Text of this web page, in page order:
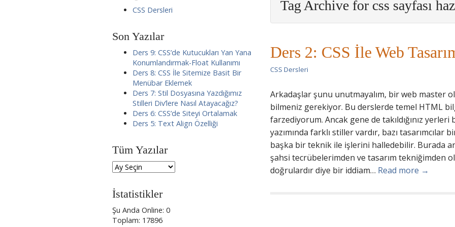
Tag Archive for css sayfası
Ders 2: CSS İle Web
CSS Dersleri
Arkadaşlar şunu unutmayalım, bir web master
bilmeniz gerekiyor. Bu derslerde temel HTML
farzediyorum. Ancak gene de takıldığınız
yazımında farklı stiller vardır, bazı tasarımcılar
başka bir teknik ile işlerini halledebilir. Burada
şahsi tecrübelerimden ve tasarım tekniğimden
doğrulardır diye bir iddiam… Read more →
CSS Dersleri
Son Yazılar
Ders 9: CSS’de Kutucukları Yan Yana
Konumlandırmak-Float Kullanımı
Ders 8: CSS İle Sitemize Basit Bir
Menübar Eklemek
Ders 7: Stil Dosyasına Yazdığımız
Stilleri Div’lere Nasıl Atayacağız?
Ders 6: CSS’de Siteyi Ortalamak
Ders 5: Text Align Özelliği
Tüm Yazılar
İstatistikler
Şu Anda Online: 0
Toplam: 17896